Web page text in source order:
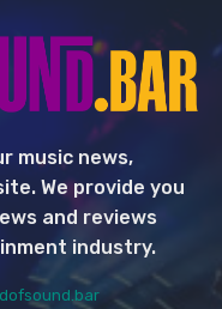
music news,
We provide you
and reviews
industry.